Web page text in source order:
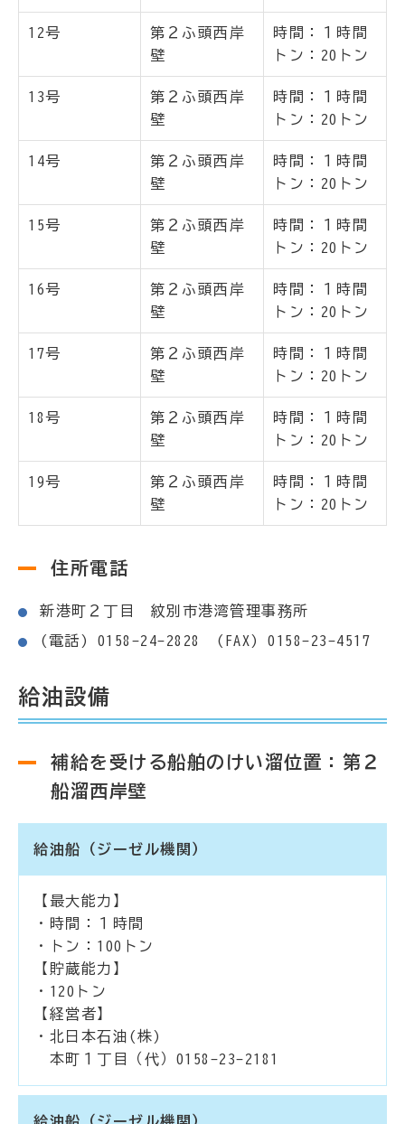
12号
第２ふ頭西岸
壁
時間：１時間
トン：20トン
13号
第２ふ頭西岸
壁
時間：１時間
トン：20トン
14号
第２ふ頭西岸
壁
時間：１時間
トン：20トン
15号
第２ふ頭西岸
壁
時間：１時間
トン：20トン
16号
第２ふ頭西岸
壁
時間：１時間
トン：20トン
17号
第２ふ頭西岸
壁
時間：１時間
トン：20トン
18号
第２ふ頭西岸
壁
時間：１時間
トン：20トン
19号
第２ふ頭西岸
壁
時間：１時間
トン：20トン
住所電話
新港町２丁目 紋別市港湾管理事務所
(電話) 0158-24-2828 (FAX) 0158-23-4517
給油設備
補給を受ける船舶のけい溜位置：第２
船溜西岸壁
給油船（ジーゼル機関）
【最大能力】
・時間：１時間
・トン：100トン
【貯蔵能力】
・120トン
【経営者】
・北日本石油(株)
本町１丁目（代）0158-23-2181